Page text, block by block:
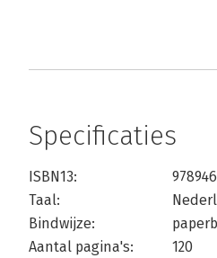
Specificaties
ISBN13:
Taal:
Bindwijze:
Aantal pagina's:
120